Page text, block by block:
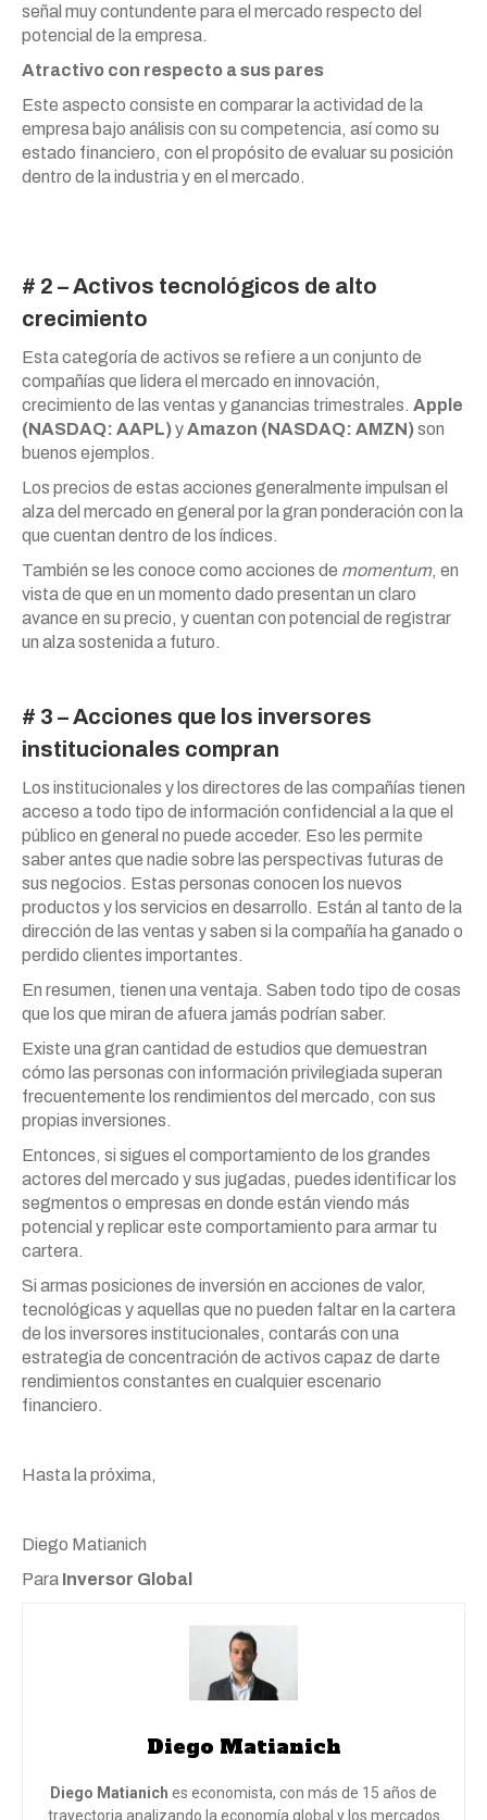
señal muy contundente para el mercado respecto del
potencial de la empresa.
Atractivo con respecto a sus pares
Este aspecto consiste en comparar la actividad de la
empresa bajo análisis con su competencia, así como su
estado financiero, con el propósito de evaluar su posición
dentro de la industria y en el mercado.
# 2 – Activos tecnológicos de alto
crecimiento
Esta categoría de activos se refiere a un conjunto de
compañías que lidera el mercado en innovación,
crecimiento de las ventas y ganancias trimestrales. Apple
(NASDAQ: AAPL)yAmazon (NASDAQ: AMZN)son
buenos ejemplos.
Los precios de estas acciones generalmente impulsan el
alza del mercado en general por la gran ponderación con la
que cuentan dentro de los índices.
También se les conoce como acciones de momentum, en
vista de que en un momento dado presentan un claro
avance en su precio, y cuentan con potencial de registrar
un alza sostenida a futuro.
# 3 – Acciones que los inversores
institucionales compran
Los institucionales y los directores de las compañías tienen
acceso a todo tipo de información confidencial a la que el
público en general no puede acceder. Eso les permite
saber antes que nadie sobre las perspectivas futuras de
sus negocios. Estas personas conocen los nuevos
productos y los servicios en desarrollo. Están al tanto de la
dirección de las ventas y saben si la compañía ha ganado o
perdido clientes importantes.
En resumen, tienen una ventaja. Saben todo tipo de cosas
que los que miran de afuera jamás podrían saber.
Existe una gran cantidad de estudios que demuestran
cómo las personas con información privilegiada superan
frecuentemente los rendimientos del mercado, con sus
propias inversiones.
Entonces, si sigues el comportamiento de los grandes
actores del mercado y sus jugadas, puedes identificar los
segmentos o empresas en donde están viendo más
potencial y replicar este comportamiento para armar tu
cartera.
Si armas posiciones de inversión en acciones de valor,
tecnológicas y aquellas que no pueden faltar en la cartera
de los inversores institucionales, contarás con una
estrategia de concentración de activos capaz de darte
rendimientos constantes en cualquier escenario
financiero.
Hasta la próxima,
Diego Matianich
Para Inversor Global
Diego Matianich
Diego Matianich es economista, con más de 15 años de
trayectoria analizando la economía global y los mercados